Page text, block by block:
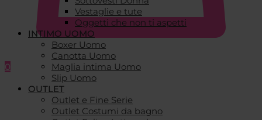
0
Vestaglie e tute
Oggetti che non ti aspetti
INTIMO UOMO
Boxer Uomo
Canotta Uomo
Maglia intima Uomo
Slip Uomo
OUTLET
Outlet e Fine Serie
Outlet Costumi da bagno